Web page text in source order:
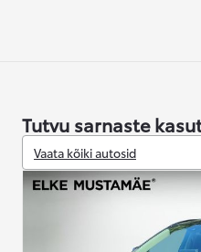
Tutvu sarnaste
Vaata kõiki autosid